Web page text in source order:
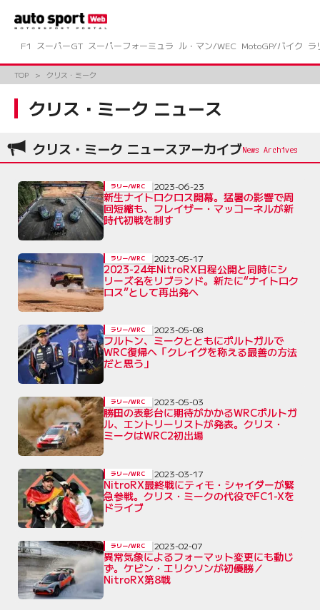
ツ
ス
F1 スーパーGT スーパーフォーミュラ ル・マン/WEC MotoGP/バイク ラ
TOP クリス・ミーク
クリス・ミーク ニュース
クリス・ミーク ニュースアーカイブ
新生ナイトロクロス開幕。猛暑の影響で周
回短縮も、フレイザー・マッコーネルが新
時代初戦を制す
ラリー/WRC 2023-06-23
2023-24年NitroRX日程公開と同時にシ
リーズ名をリブランド。新たに“ナイトロク
ロス”として再出発へ
ラリー/WRC 2023-05-17
フルトン、ミークとともにポルトガルで
WRC復帰へ「クレイグを称える最善の方法
だと思う」
ラリー/WRC 2023-05-08
勝田の表彰台に期待がかかるWRCポルトガ
ル、エントリーリストが発表。クリス・
ミークはWRC2初出場
ラリー/WRC 2023-05-03
NitroRX最終戦にティモ・シャイダーが緊
急参戦。クリス・ミークの代役でFC1-Xを
ドライブ
ラリー/WRC 2023-03-17
異常気象によるフォーマット変更にも動じ
ず。ケビン・エリクソンが初優勝／
NitroRX第8戦
ラリー/WRC 2023-02-07